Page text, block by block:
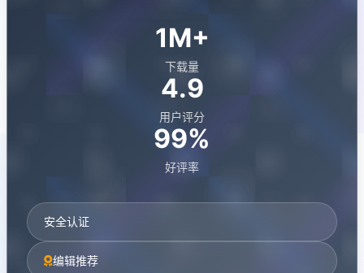
1M+
下载量
4.9
用户评分
99%
好评率
安全认证
编辑推荐